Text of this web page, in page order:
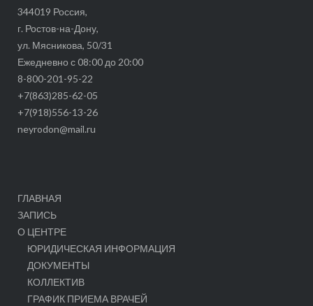
344019 Россия,
г. Ростов-на-Дону,
ул. Мясникова, 50/31
Ежедневно с 08:00 до 20:00
8-800-201-95-22
+7(863)285-62-05
+7(918)556-13-26
neyrodon@mail.ru
ГЛАВНАЯ
ЗАПИСЬ
О ЦЕНТРЕ
ЮРИДИЧЕСКАЯ ИНФОРМАЦИЯ
ДОКУМЕНТЫ
КОЛЛЕКТИВ
ГРАФИК ПРИЕМА ВРАЧЕЙ